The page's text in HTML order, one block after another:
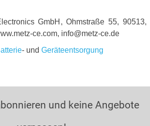
GmbH, Ohmstraße 55, 90513,
ce.com, info@metz-ce.de
- und Geräteentsorgung
und keine Angebote